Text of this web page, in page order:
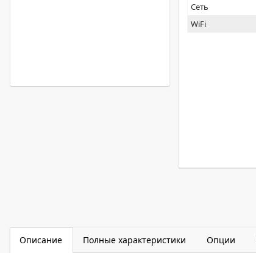
Сеть
WiFi
Описание Полные характеристики Опции